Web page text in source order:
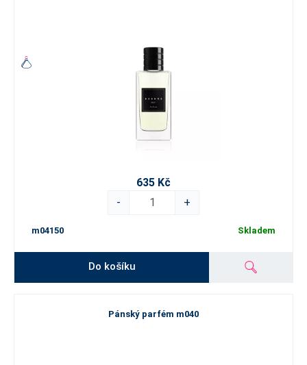
635 Kč
-
+
m04150 Skladem
Do košíku
Pánský parfém m040